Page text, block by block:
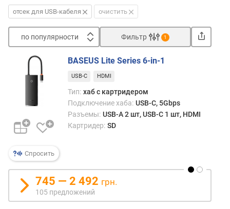
в
отсек для USB-кабеля очистить
по популярности
о
у
л
р
н
с
Фильтр 1
Спросить
BASEUS Lite Series 6-in-1
USB-C HDMI
Тип: хаб с картридером
Подключение хаба: USB-C, 5Gbps
Разъемы: USB-A 2 шт, USB-C 1 шт, HDMI
Картридер: SD
745 — 2 492 грн.
105 предложений